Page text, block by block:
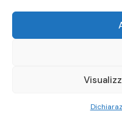
Rimaniamo in contatto